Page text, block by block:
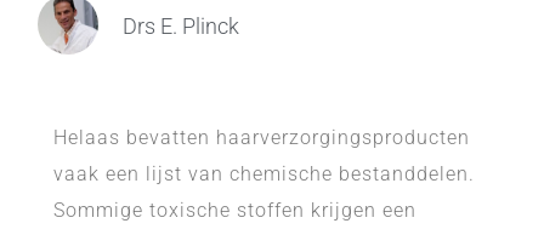
Drs E. Plinck
Helaas bevatten haarverzorgingsproducten
vaak een lijst van chemische bestanddelen.
Sommige toxische stoffen krijgen een